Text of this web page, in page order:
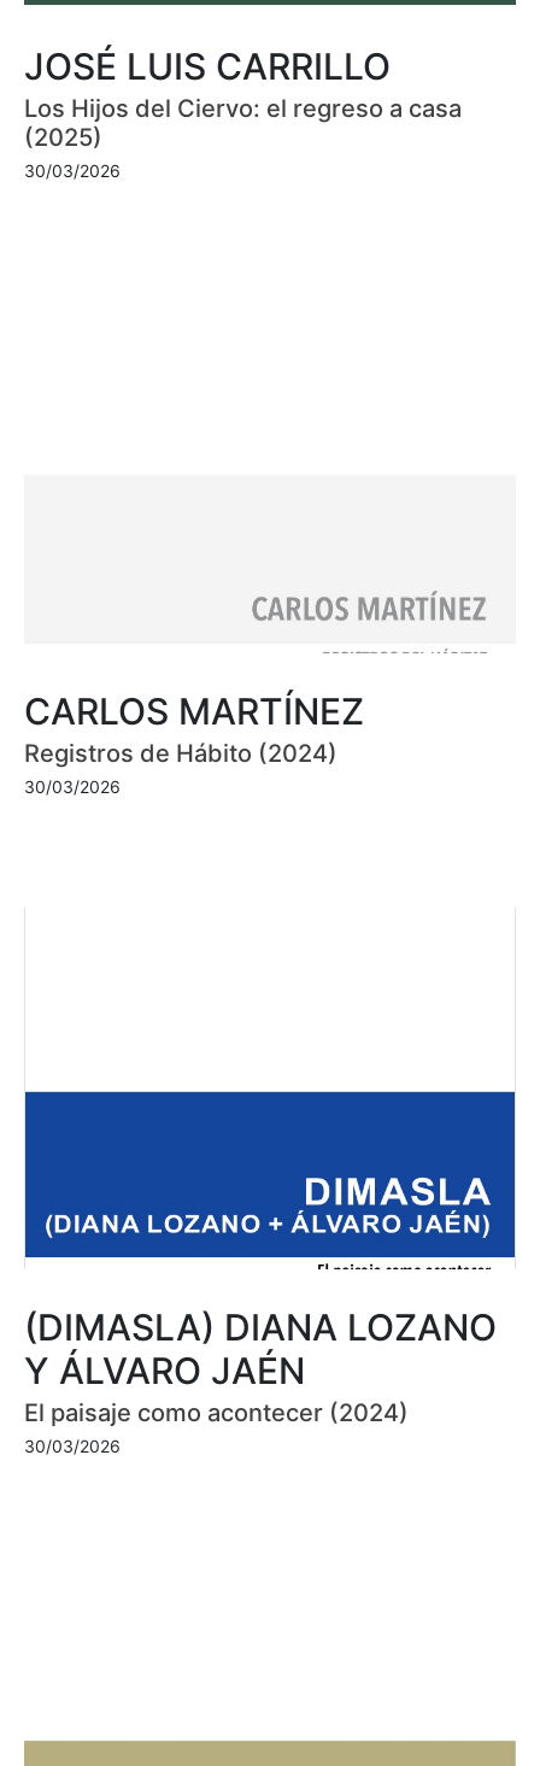
JOSÉ LUIS CARRILLO
Los Hijos del Ciervo: el regreso a casa
(2025)
30/03/2026
CARLOS MARTÍNEZ
Registros de Hábito (2024)
30/03/2026
(DIMASLA) DIANA LOZANO
Y ÁLVARO JAÉN
El paisaje como acontecer (2024)
30/03/2026